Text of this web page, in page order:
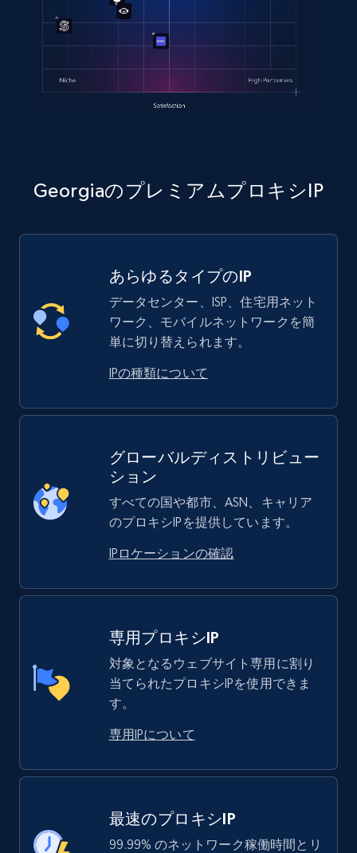
GeorgiaのプレミアムプロキシIP
あらゆるタイプのIP
データセンター、ISP、住宅用ネット
ワーク、モバイルネットワークを簡
単に切り替えられます。
IPの種類について
グローバルディストリビュー
ション
すべての国や都市、ASN、キャリア
のプロキシIPを提供しています。
IPロケーションの確認
専用プロキシIP
対象となるウェブサイト専用に割り
当てられたプロキシIPを使用できま
す。
専用IPについて
最速のプロキシIP
99.99% のネットワーク稼働時間とリ